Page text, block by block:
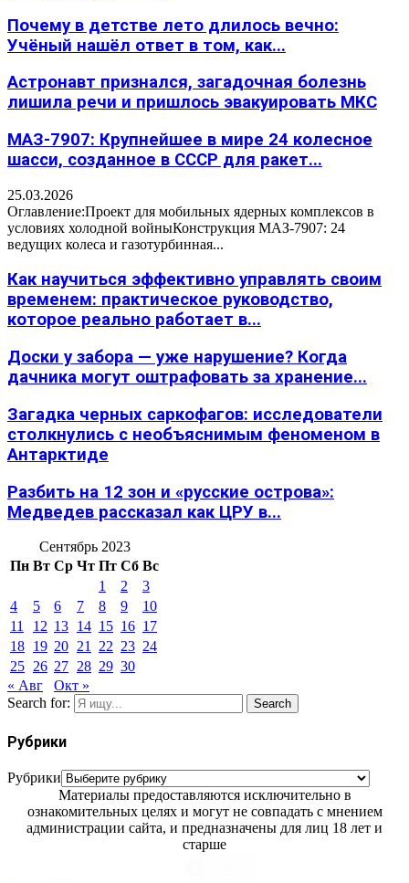
Почему в детстве лето длилось вечно:
Учёный нашёл ответ в том, как...
Астронавт признался, загадочная болезнь
лишила речи и пришлось эвакуировать МКС
МАЗ-7907: Крупнейшее в мире 24 колесное
шасси, созданное в СССР для ракет...
25.03.2026
Оглавление:Проект для мобильных ядерных комплексов в
условиях холодной войныКонструкция МАЗ-7907: 24
ведущих колеса и газотурбинная...
Как научиться эффективно управлять своим
временем: практическое руководство,
которое реально работает в...
Доски у забора — уже нарушение? Когда
дачника могут оштрафовать за хранение...
Загадка черных саркофагов: исследователи
столкнулись с необъяснимым феноменом в
Антарктиде
Разбить на 12 зон и «русские острова»:
Медведев рассказал как ЦРУ в...
Сентябрь 2023
Пн Вт Ср Чт Пт Сб Вс
1
2
3
4
5 6 7 8 9
10
11
12 13 14 15 16 17
18 19 20 21 22 23 24
25 26 27 28 29 30
« Авг
Окт »
Search for:
Search
Рубрики
Рубрики
Материалы предоставляются исключительно в
ознакомительных целях и могут не совпадать с мнением
администрации сайта, и предназначены для лиц 18 лет и
старше